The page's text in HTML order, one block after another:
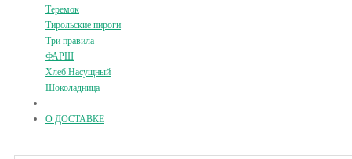
Теремок
Тирольские пироги
Три правила
ФАРШ
Хлеб Насущный
Шоколадница
О ДОСТАВКЕ